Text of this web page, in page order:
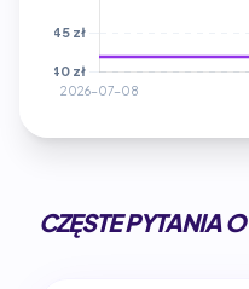
CZĘSTE PYTANIA O